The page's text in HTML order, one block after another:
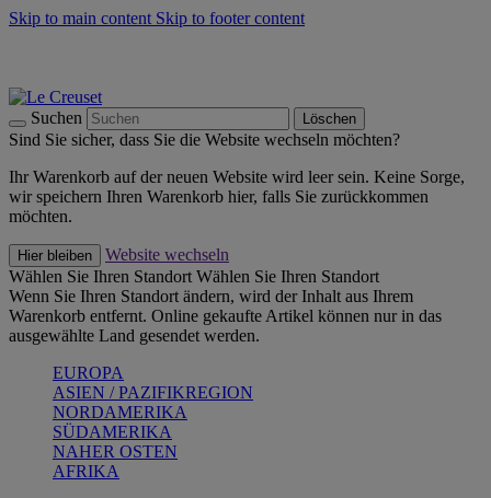
Skip to main content Skip to footer content
Suchen Löschen
Sind Sie sicher, dass Sie die Website wechseln möchten?
Ihr Warenkorb auf der neuen Website wird leer sein. Keine Sorge,
wir speichern Ihren Warenkorb hier, falls Sie zurückkommen
möchten.
Hier bleiben
Website wechseln
Wählen Sie Ihren Standort Wählen Sie Ihren Standort
Wenn Sie Ihren Standort ändern, wird der Inhalt aus Ihrem
Warenkorb entfernt. Online gekaufte Artikel können nur in das
ausgewählte Land gesendet werden.
EUROPA
ASIEN / PAZIFIKREGION
NORDAMERIKA
SÜDAMERIKA
NAHER OSTEN
AFRIKA